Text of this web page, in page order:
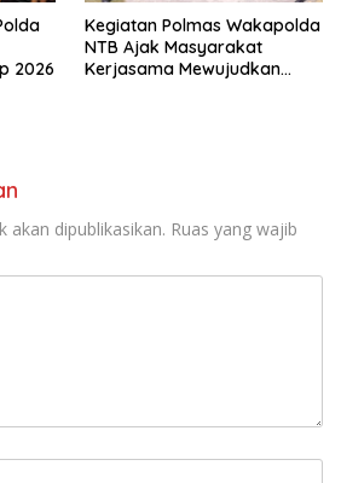
2026
Kegiatan Polmas Wakapolda
NTB Ajak Masyarakat
Kerjasama Mewujudkan
akan dipublikasikan. Ruas yang wajib